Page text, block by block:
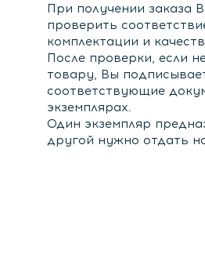
При получении заказа
проверить
комплектации и
После проверки, если
товару, Вы
соответствующие
экземплярах.
Один экземпляр
другой нужно отдать